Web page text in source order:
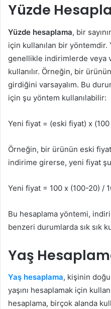
Yüzde
Yüzde hesaplama, bir
için kullanılan bir yöntemdir.
genellikle indirimlerde veya
kullanılır. Örneğin, bir
girdiğini varsayalım. Bu
için şu yöntem kullanılabilir:
Yeni fiyat = (eski fiyat) x
Örneğin, bir ürünün eski
indirime girerse, yeni fiyat
Yeni fiyat = 100 x (100-20) /
Bu hesaplama yöntemi,
benzeri durumlarda sık sık
Yaş
Yaş hesaplama, kişinin
yaşını hesaplamak için
hesaplama, birçok alanda